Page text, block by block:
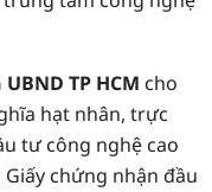
TP HCM cho
hạt nhân, trực
tư công nghệ cao
chứng nhận đầu